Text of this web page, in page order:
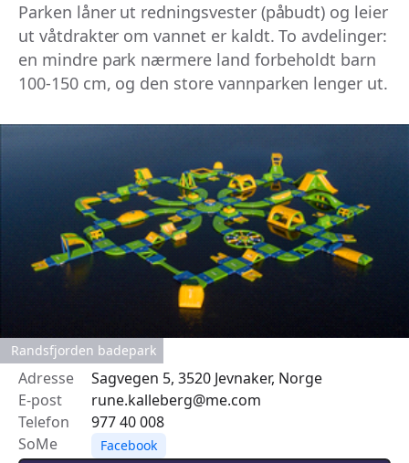
Parken låner ut redningsvester (påbudt) og leier
ut våtdrakter om vannet er kaldt. To avdelinger:
en mindre park nærmere land forbeholdt barn
100-150 cm, og den store vannparken lenger ut.
Randsfjorden badepark
Adresse
Sagvegen 5, 3520 Jevnaker, Norge
E-post
rune.kalleberg@me.com
Telefon
977 40 008
SoMe
Facebook